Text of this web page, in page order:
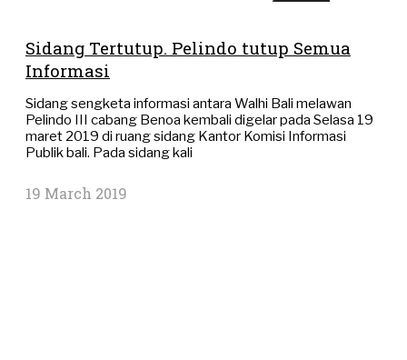
Sidang Tertutup. Pelindo tutup Semua
Informasi
Sidang sengketa informasi antara Walhi Bali melawan
Pelindo III cabang Benoa kembali digelar pada Selasa 19
maret 2019 di ruang sidang Kantor Komisi Informasi
Publik bali. Pada sidang kali
19 March 2019